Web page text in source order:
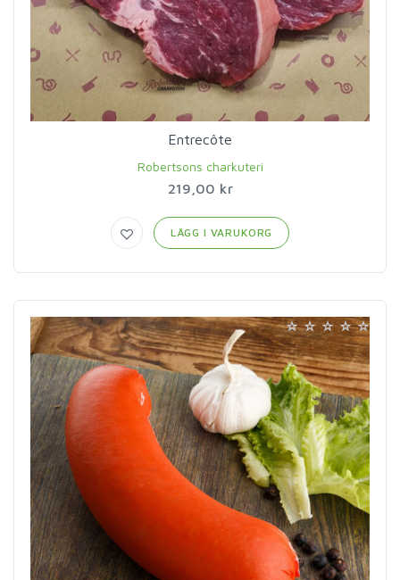
Entrecôte
Robertsons charkuteri
219,00 kr
LÄGG I VARUKORG